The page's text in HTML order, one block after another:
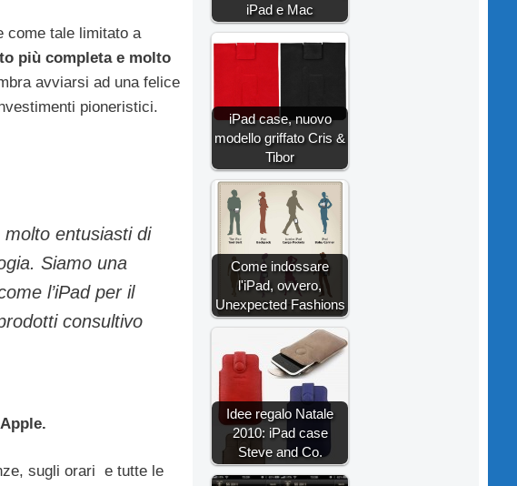
come tale limitato a
più completa e molto
avviarsi ad una felice
pioneristici.
entusiasti di
Siamo una
l’iPad per il
consultivo
sugli orari e tutte le
iPad e Mac
iPad case, nuovo
modello griffato Cris &
Tibor
Come indossare
l'iPad, ovvero,
Unexpected Fashions
Idee regalo Natale
2010: iPad case
Steve and Co.